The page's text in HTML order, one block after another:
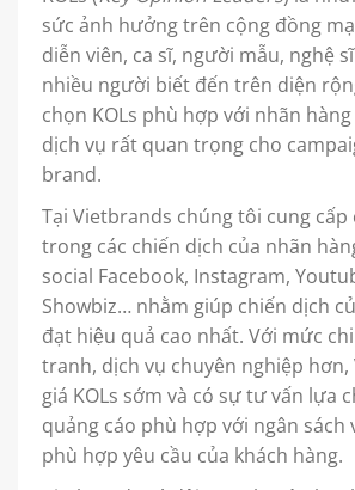
sức ảnh hưởng trên cộng đồng
diễn viên, ca sĩ, người mẫu, nghệ
nhiều người biết đến trên diện
chọn KOLs phù hợp với nhãn
dịch vụ rất quan trọng cho
brand.
Tại Vietbrands chúng tôi cung cấp
trong các chiến dịch của nhãn
social Facebook, Instagram,
Showbiz… nhằm giúp chiến dịch
đạt hiệu quả cao nhất. Với mức
tranh, dịch vụ chuyên nghiệp
giá KOLs sớm và có sự tư vấn lựa
quảng cáo phù hợp với ngân sách
phù hợp yêu cầu của khách hàng.